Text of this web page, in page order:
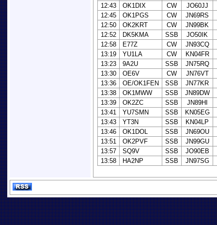
12:43
OK1DIX CW
JO60JJ
12:45
OK1PGS CW
JN69RS
12:50
OK2KRT CW
JN99BK
12:52
DK5KMA SSB
JO50IK
12:58
E77Z CW
JN93CQ
13:19
YU1LA CW
KN04FR
13:23
9A2U SSB
JN75RQ
13:30
OE6V CW
JN76VT
13:36
OE/OK1FEN SSB
JN77KR
13:38
OK1MWW SSB
JN89DW
13:39
OK2ZC SSB
JN89HI
13:41
YU7SMN SSB
KN05EG
13:43
YT3N SSB
KN04LP
13:46
OK1DOL SSB
JN69OU
13:51
OK2PVF SSB
JN99GU
13:57
SQ9V SSB
JO90EB
13:58
HA2NP SSB JN97SG